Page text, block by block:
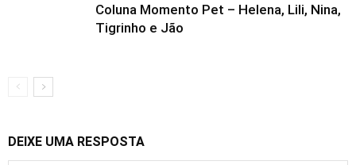
Coluna Momento Pet – Helena, Lili, Nina,
Tigrinho e Jão
DEIXE UMA RESPOSTA